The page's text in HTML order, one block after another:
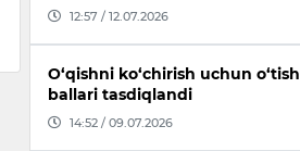
12:57 / 12.07.2026
O‘qishni ko‘chirish uchun o‘tish
ballari tasdiqlandi
14:52 / 09.07.2026